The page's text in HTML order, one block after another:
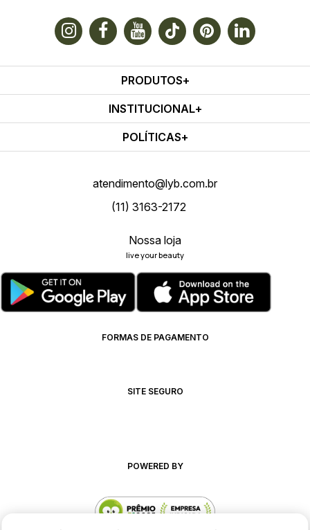
PRODUTOS
INSTITUCIONAL
POLÍTICAS
atendimento@lyb.com.br
(11) 3163-2172
Nossa loja
live your beauty
FORMAS DE PAGAMENTO
SITE SEGURO
POWERED BY